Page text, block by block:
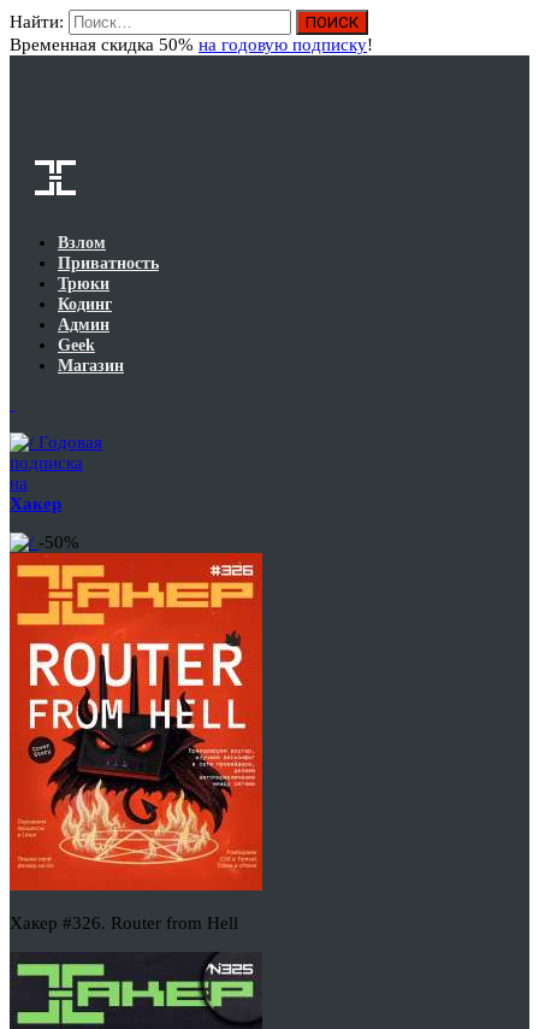
Найти:
Временная скидка 50% на годовую подписку!
Взлом
Приватность
Трюки
Кодинг
Админ
Geek
Магазин
Годовая
подписка
на
Хакер
-50%
Хакер #326. Router from Hell